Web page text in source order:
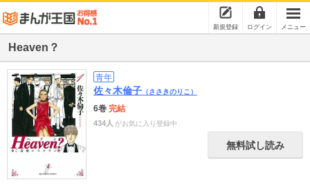
新規登録 ログイン メニュー
Heaven？
青年
佐々木倫子 （ささきのりこ）
6巻 完結
434人 がお気に入り登録中
無料試し読み